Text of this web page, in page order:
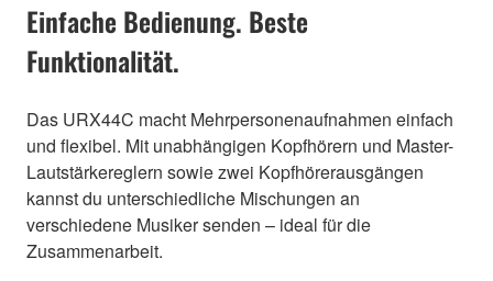
Einfache Bedienung. Beste
Funktionalität.
Das URX44C macht Mehrpersonenaufnahmen einfach
und flexibel. Mit unabhängigen Kopfhörern und Master-
Lautstärkereglern sowie zwei Kopfhörerausgängen
kannst du unterschiedliche Mischungen an
verschiedene Musiker senden – ideal für die
Zusammenarbeit.